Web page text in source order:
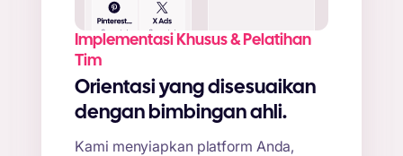
Implementasi Khusus & Pelatihan
Tim
Orientasi yang disesuaikan
dengan bimbingan ahli.
Kami menyiapkan platform Anda,